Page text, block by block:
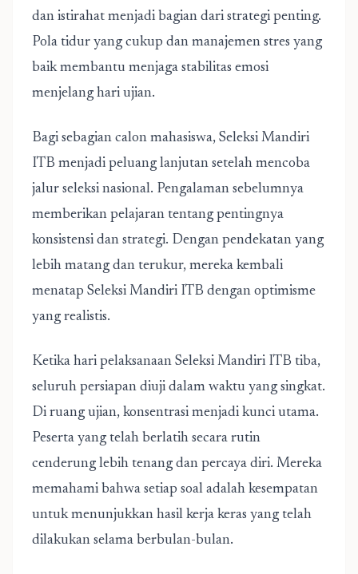
dan istirahat menjadi bagian dari strategi penting.
Pola tidur yang cukup dan manajemen stres yang
baik membantu menjaga stabilitas emosi
menjelang hari ujian.
Bagi sebagian calon mahasiswa, Seleksi Mandiri
ITB menjadi peluang lanjutan setelah mencoba
jalur seleksi nasional. Pengalaman sebelumnya
memberikan pelajaran tentang pentingnya
konsistensi dan strategi. Dengan pendekatan yang
lebih matang dan terukur, mereka kembali
menatap Seleksi Mandiri ITB dengan optimisme
yang realistis.
Ketika hari pelaksanaan Seleksi Mandiri ITB tiba,
seluruh persiapan diuji dalam waktu yang singkat.
Di ruang ujian, konsentrasi menjadi kunci utama.
Peserta yang telah berlatih secara rutin
cenderung lebih tenang dan percaya diri. Mereka
memahami bahwa setiap soal adalah kesempatan
untuk menunjukkan hasil kerja keras yang telah
dilakukan selama berbulan-bulan.